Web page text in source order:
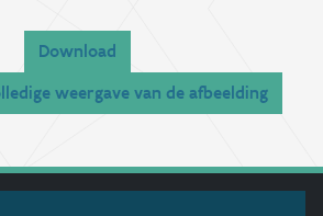
Download
weergave van de afbeelding